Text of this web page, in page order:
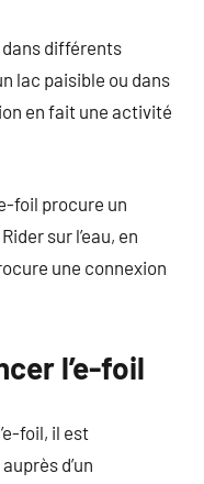
dans différents
lac paisible ou dans
en fait une activité
foil procure un
sur l’eau, en
une connexion
l’e-foil
foil, il est
d’un